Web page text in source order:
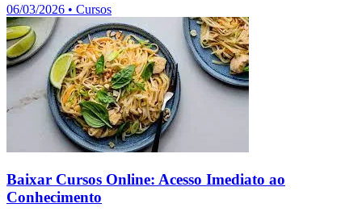
06/03/2026 • Cursos
Baixar Cursos Online: Acesso Imediato ao
Conhecimento